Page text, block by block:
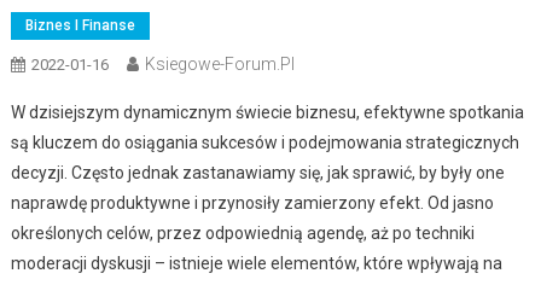
Biznes I Finanse
2022-01-16 Ksiegowe-Forum.pl
W dzisiejszym dynamicznym świecie biznesu, efektywne spotkania
są kluczem do osiągania sukcesów i podejmowania strategicznych
decyzji. Często jednak zastanawiamy się, jak sprawić, by były one
naprawdę produktywne i przynosiły zamierzony efekt. Od jasno
określonych celów, przez odpowiednią agendę, aż po techniki
moderacji dyskusji – istnieje wiele elementów, które wpływają na